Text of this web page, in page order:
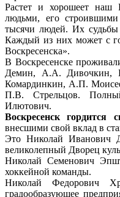
Растет и хорошеет наш
людьми, его
тысячи людей. Их судьбы
Каждый из них может с
Воскресенска».
В Воскресенске
Демин, А.А. Дивочкин,
Комардинкин, А.П.
П.В. Стрельцов.
Илютович.
Воскресенск
внесшими свой вклад в
Это Николай Иванович
великолепный Дворец
Николай Семенович
хоккейной команды.
Николай Федорович
градообразующее